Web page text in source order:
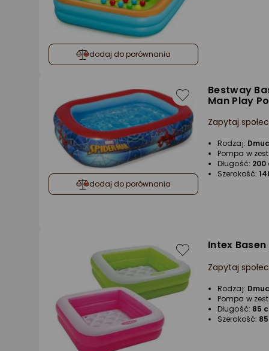
dodaj do porównania
dodaj do porównania
Bestway
Man Play
Zapytaj
Rodzaj:
Pompa w
Długość: 200
Szerokość:
Intex
Zapytaj
Rodzaj:
Pompa w
Długość: 85
Szerokość: